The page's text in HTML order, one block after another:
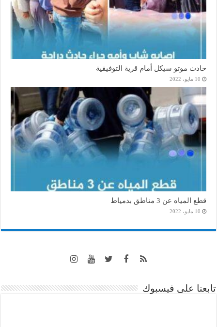
حادث موتو سيكل أمام قرية التوفيقية
10 مايو، 2022
قطع المياه عن 3 مناطق بدمياط
10 مايو، 2022
تابعنا على فيسبوك